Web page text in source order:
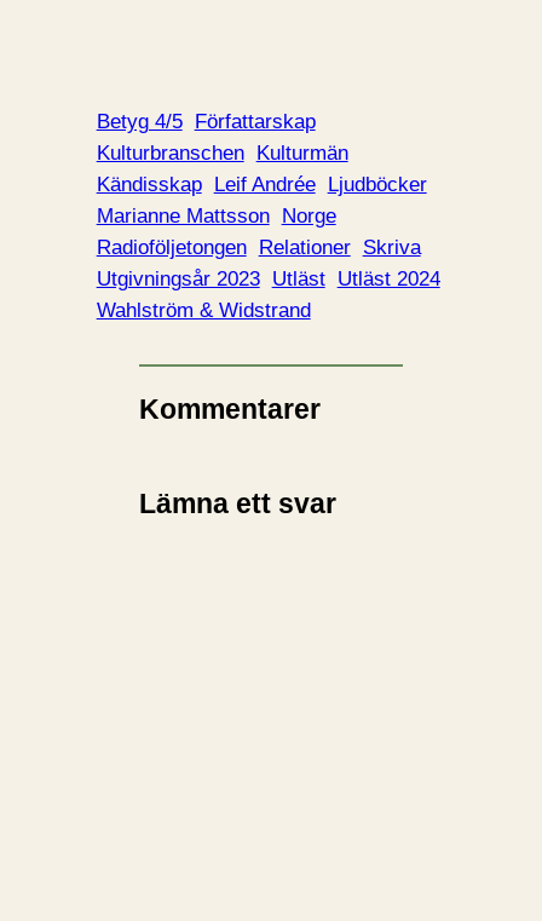
Betyg 4/5 Författarskap
Kulturbranschen Kulturmän
Kändisskap Leif Andrée Ljudböcker
Marianne Mattsson Norge
Radioföljetongen Relationer Skriva
Utgivningsår 2023 Utläst Utläst 2024
Wahlström & Widstrand
Kommentarer
Lämna ett svar